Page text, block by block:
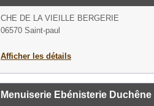
CHE DE LA VIEILLE BERGERIE
06570 Saint-paul
Afficher les détails
Menuiserie Ebénisterie Duchêne